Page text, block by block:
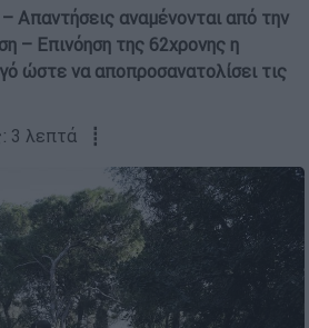
Απαντήσεις αναμένονται από την
– Επινόηση της 62χρονης η
ώστε να αποπροσανατολίσει τις
3 λεπτά ┋